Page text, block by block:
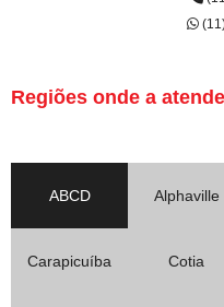
Regiões onde a
ABCD Alphaville
Carapicuíba Cotia